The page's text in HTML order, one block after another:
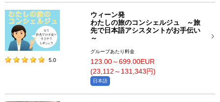
5.0
ウィーン発
わたしの旅のコンシェルジュ ～旅
先で日本語アシスタントがお手伝い
～
グループあたり料金
123.00～699.00EUR
(23,112～131,343円)
日本語